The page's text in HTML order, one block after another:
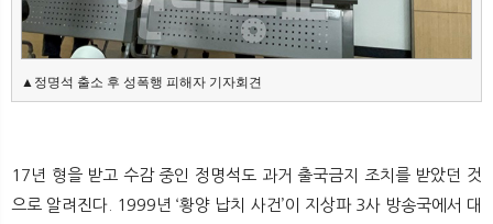
▲정명석 출소 후 성폭행 피해자 기자회견
17년 형을 받고 수감 중인 정명석도 과거 출국금지 조치를 받았던 것
으로 알려진다. 1999년 ‘황양 납치 사건’이 지상파 3사 방송국에서 대